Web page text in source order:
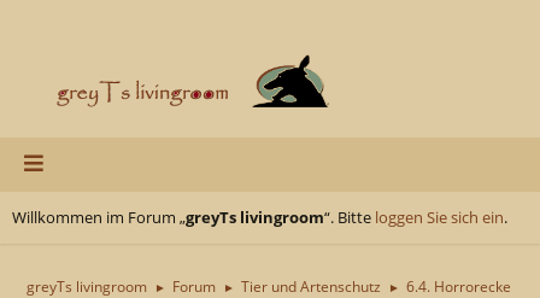
Willkommen im Forum „greyTs livingroom“. Bitte loggen Sie sich ein.
greyTs livingroom ► Forum ► Tier und Artenschutz ► 6.4. Horrorecke